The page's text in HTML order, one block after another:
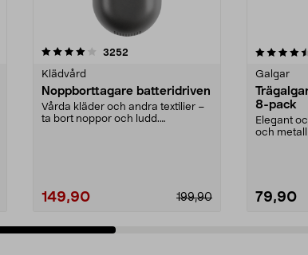
3252
Klädvård
Noppborttagare batteridriven
Vårda kläder och andra textilier –
ta bort noppor och ludd.
199,90
149,90
4.5av 5 stjärnor
Galgar
8-pack
Elegant
och metall
79,90